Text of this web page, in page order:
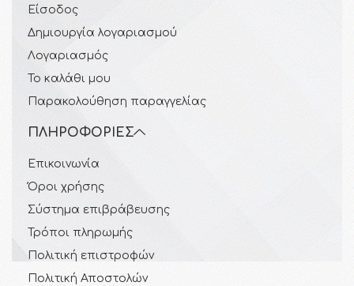
Είσοδος
Δημιουργία λογαριασμού
Λογαριασμός
Το καλάθι μου
Παρακολούθηση παραγγελίας
ΠΛΗΡΟΦΟΡΊΕΣ
Επικοινωνία
Όροι χρήσης
Σύστημα επιβράβευσης
Τρόποι πληρωμής
Πολιτική επιστροφών
Πολιτική Αποστολών